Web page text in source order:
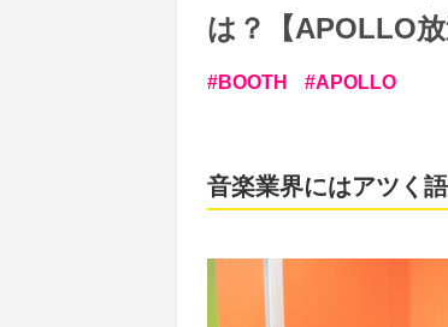
は？【APOLLO放
BOOTH APOLLO
音楽業界にはアツく